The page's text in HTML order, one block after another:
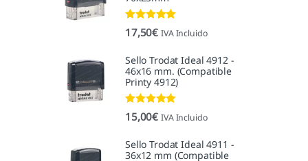
Valorado con
5.00de 5
17,50€ IVA Incluido
Sello Trodat Ideal 4912 -
46x16 mm. (Compatible
Printy 4912)
Valorado con
5.00de 5
15,00€ IVA Incluido
Sello Trodat Ideal 4911 -
36x12 mm (Compatible